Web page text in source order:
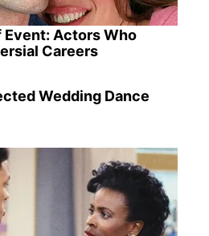
Event: Actors Who
Careers
Wedding Dance